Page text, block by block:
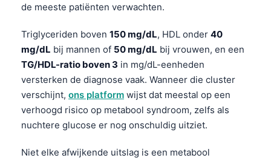
de meeste patiënten verwachten.
Triglyceriden boven 150 mg/dL, HDL onder 40
mg/dL bij mannen of 50 mg/dL bij vrouwen, en een
TG/HDL-ratio boven 3 in mg/dL-eenheden
versterken de diagnose vaak. Wanneer die cluster
verschijnt, ons platform wijst dat meestal op een
verhoogd risico op metabool syndroom, zelfs als
nuchtere glucose er nog onschuldig uitziet.
Niet elke afwijkende uitslag is een metabool